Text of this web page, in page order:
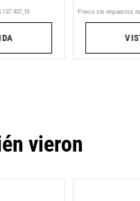
107 437 19 Precio sin impuestos
vieron